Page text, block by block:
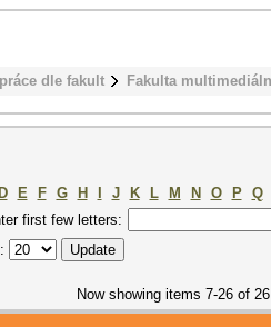
dle fakult Fakulta
D E F G H J K L M N O P
Q
first few letters:
Now showing items 7-26 of 26